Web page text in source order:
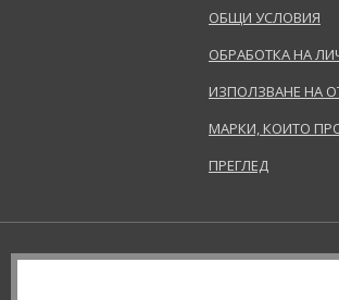
Bath & Body Works (62)
Benetton (61)
Betsey Johnson (1)
Beverly Hills Polo Club (11)
Bijan (3)
Bill Blass (4)
ОБЩИ УСЛОВИЯ
ОБРАБОТКА НА
ИЗПОЛЗВАНЕ НА
МАРКИ, КОИТО
ПРЕГЛЕД